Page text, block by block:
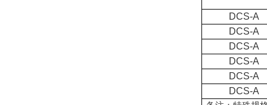
DCS-A
DCS-A
DCS-A
DCS-A
DCS-A
DCS-A